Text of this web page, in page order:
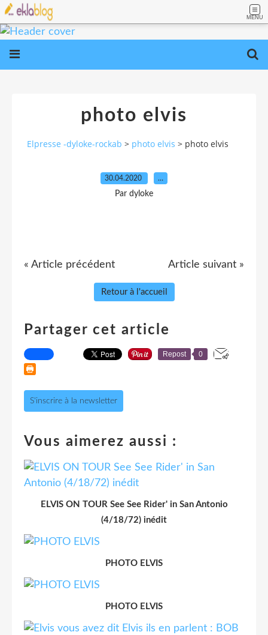
MENU
photo elvis
Elpresse -dyloke-rockab > photo elvis > photo elvis
30.04.2020 …
Par dyloke
« Article précédent Article suivant »
Retour à l'accueil
Partager cet article
Repost 0
S'inscrire à la newsletter
Vous aimerez aussi :
ELVIS ON TOUR See See Rider' in San Antonio
(4/18/72) inédit
PHOTO ELVIS
PHOTO ELVIS